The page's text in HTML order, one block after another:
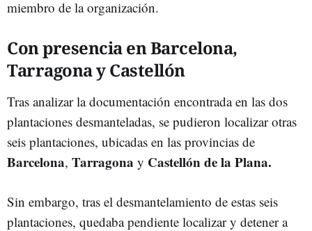
miembro de la organización.
Con presencia en Barcelona,
Tarragona y Castellón
Tras analizar la documentación encontrada en las dos
plantaciones desmanteladas, se pudieron localizar otras
seis plantaciones, ubicadas en las provincias de
Barcelona, Tarragona y Castellón de la Plana.
Sin embargo, tras el desmantelamiento de estas seis
plantaciones, quedaba pendiente localizar y detener a